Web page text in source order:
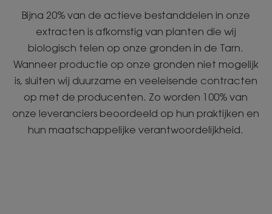
Bijna 20% van de actieve bestanddelen in onze
extracten is afkomstig van planten die wij
biologisch telen op onze gronden in de Tarn.
Wanneer productie op onze gronden niet mogelijk
is, sluiten wij duurzame en veeleisende contracten
op met de producenten. Zo worden 100% van
onze leveranciers beoordeeld op hun praktijken en
hun maatschappelijke verantwoordelijkheid.